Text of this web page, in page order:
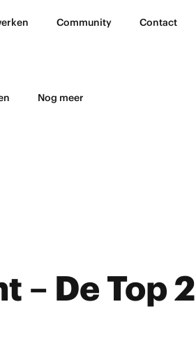
Community Contact
Nog meer
– De Top